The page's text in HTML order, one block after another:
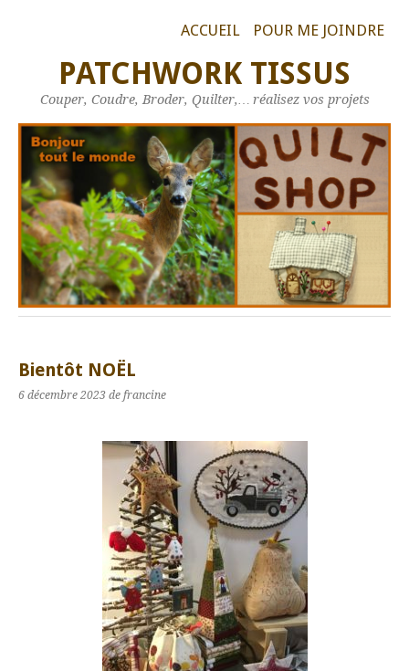
ACCUEIL POUR ME JOINDRE
PATCHWORK TISSUS
Couper, Coudre, Broder, Quilter,… réalisez vos projets
Bientôt NOËL
6 décembre 2023 de francine